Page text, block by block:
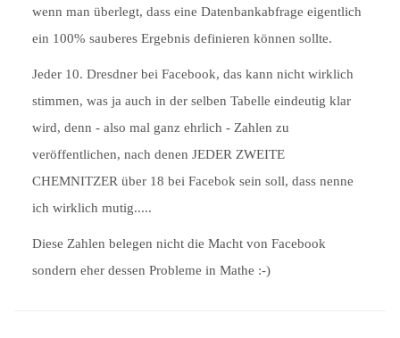
wenn man überlegt, dass eine Datenbankabfrage eigentlich
ein 100% sauberes Ergebnis definieren können sollte.
Jeder 10. Dresdner bei Facebook, das kann nicht wirklich
stimmen, was ja auch in der selben Tabelle eindeutig klar
wird, denn - also mal ganz ehrlich - Zahlen zu
veröffentlichen, nach denen JEDER ZWEITE
CHEMNITZER über 18 bei Facebok sein soll, dass nenne
ich wirklich mutig.....
Diese Zahlen belegen nicht die Macht von Facebook
sondern eher dessen Probleme in Mathe :-)